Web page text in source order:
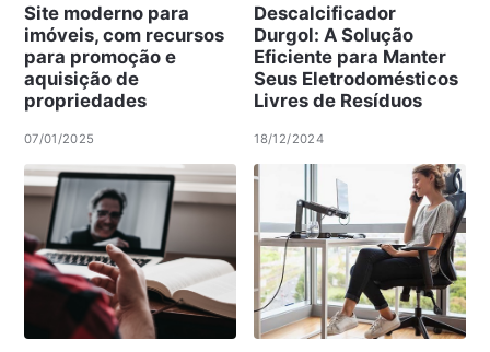
Site moderno para
imóveis, com recursos
para promoção e
aquisição de
propriedades
07/01/2025
Descalcificador
Durgol: A Solução
Eficiente para Manter
Seus Eletrodomésticos
Livres de Resíduos
18/12/2024